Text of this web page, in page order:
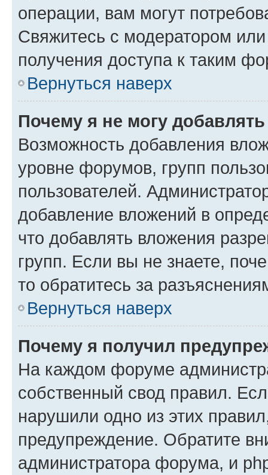
операции, вам могут
Свяжитесь с модератором
получения доступа к таким
Вернуться наверх
Почему я не могу
Возможность добавления
уровне форумов, групп
пользователей.
добавление вложений в
что добавлять вложения
групп. Если вы не знаете,
то обратитесь за
Вернуться наверх
Почему я получил
На каждом форуме
собственный свод правил.
нарушили одно из этих
предупреждение. Обратите
администратора форума, и